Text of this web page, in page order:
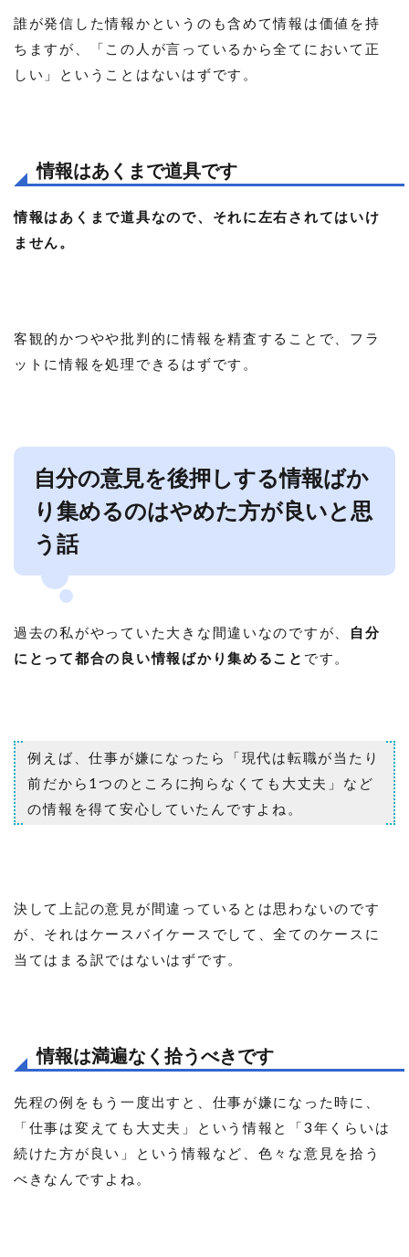
誰が発信した情報かというのも含めて情報は価値を持
ちますが、「この人が言っているから全てにおいて正
しい」ということはないはずです。
情報はあくまで道具です
情報はあくまで道具なので、それに左右されてはいけ
ません。
客観的かつやや批判的に情報を精査することで、フラ
ットに情報を処理できるはずです。
自分の意見を後押しする情報ばか
り集めるのはやめた方が良いと思
う話
過去の私がやっていた大きな間違いなのですが、
自分
にとって都合の良い情報ばかり集めること です。
例えば、仕事が嫌になったら「現代は転職が当たり
前だから1つのところに拘らなくても大丈夫」など
の情報を得て安心していたんですよね。
決して上記の意見が間違っているとは思わないのです
が、それはケースバイケースでして、全てのケースに
当てはまる訳ではないはずです。
情報は満遍なく拾うべきです
先程の例をもう一度出すと、仕事が嫌になった時に、
「仕事は変えても大丈夫」という情報と「3年くらいは
続けた方が良い」という情報など、色々な意見を拾う
べきなんですよね。